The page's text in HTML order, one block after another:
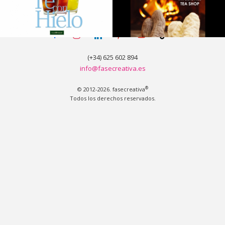
facebook-
pinterestyoutubetiktok
(+34) 625 602 894
info@fasecreativa.es
© 2012-2026. fasecreativa®
Todos los derechos reservados.